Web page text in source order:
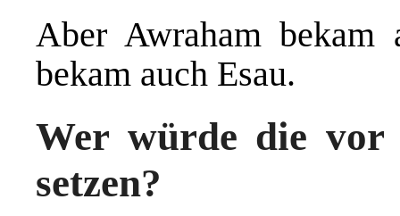
Aber Awraham bekam
bekam auch Esau.
Wer würde die
setzen?